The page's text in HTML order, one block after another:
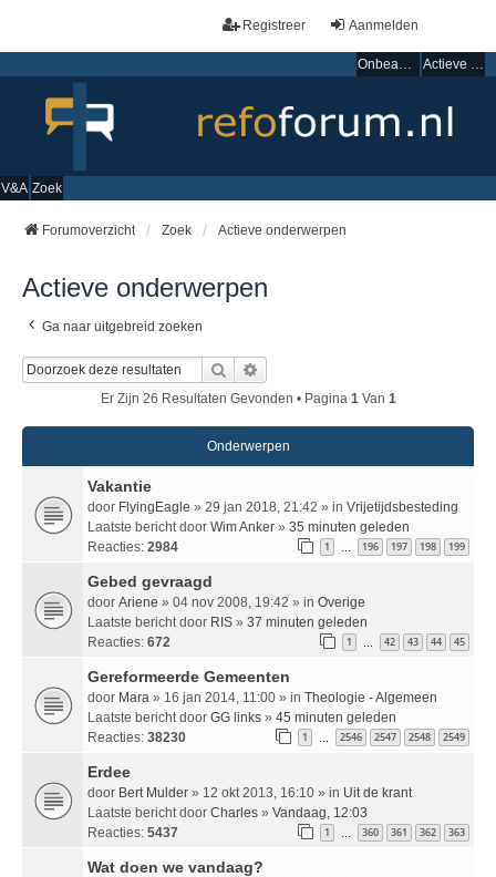
Aanmelden
Registreer
Onbeantwoorde onderwerpen Actieve onderwerpen
V&A Zoek
Forumoverzicht Zoek Actieve onderwerpen
Actieve onderwerpen
Ga naar uitgebreid zoeken
Zoek
Er Zijn 26 Resultaten Gevonden • Pagina 1 Van 1
Onderwerpen
Vakantie
door FlyingEagle » 29 jan 2018, 21:42 » in Vrijetijdsbesteding
Laatste bericht door Wim Anker » 35 minuten geleden
Reacties: 2984 1 … 196 197 198 199
Gebed gevraagd
door Ariene » 04 nov 2008, 19:42 » in Overige
Laatste bericht door RIS » 37 minuten geleden
Reacties: 672 1 … 42 43 44 45
Gereformeerde Gemeenten
door Mara » 16 jan 2014, 11:00 » in Theologie - Algemeen
Laatste bericht door GG links » 45 minuten geleden
Reacties: 38230 1 … 2546 2547 2548 2549
Erdee
door Bert Mulder » 12 okt 2013, 16:10 » in Uit de krant
Laatste bericht door Charles » Vandaag, 12:03
Reacties: 5437 1 … 360 361 362 363
Wat doen we vandaag?